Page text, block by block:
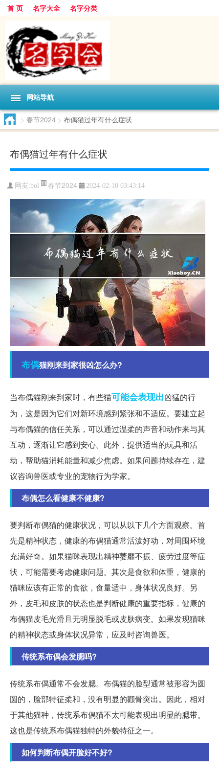
首 页 名字大全 名字分类
网站导航
> 春节2024 > 布偶猫过年有什么症状
布偶猫过年有什么症状
网友:bol 春节2024 2024-02-10 03:43:14
布偶猫刚来到家很凶怎么办?
当布偶猫刚来到家时，有些猫可能会表现出凶猛的行
为，这是因为它们对新环境感到紧张和不适应。要建立起
与布偶猫的信任关系，可以通过温柔的声音和动作来与其
互动，逐渐让它感到安心。此外，提供适当的玩具和活
动，帮助猫消耗能量和减少焦虑。如果问题持续存在，建
议咨询兽医或专业的宠物行为学家。
布偶怎么看健康不健康?
要判断布偶猫的健康状况，可以从以下几个方面观察。首
先是精神状态，健康的布偶猫通常活泼好动，对周围环境
充满好奇。如果猫咪表现出精神萎靡不振、疲劳过度等症
状，可能需要考虑健康问题。其次是食欲和体重，健康的
猫咪应该有正常的食欲，食量适中，身体状况良好。另
外，皮毛和皮肤的状态也是判断健康的重要指标，健康的
布偶猫皮毛光滑且无明显脱毛或皮肤病变。如果发现猫咪
的精神状态或身体状况异常，应及时咨询兽医。
传统系布偶会发腮吗?
传统系布偶通常不会发腮。布偶猫的脸型通常被形容为圆
圆的，脸部特征柔和，没有明显的颧骨突出。因此，相对
于其他猫种，传统系布偶猫不太可能表现出明显的腮带。
这也是传统系布偶猫独特的外貌特征之一。
如何判断布偶开脸好不好?